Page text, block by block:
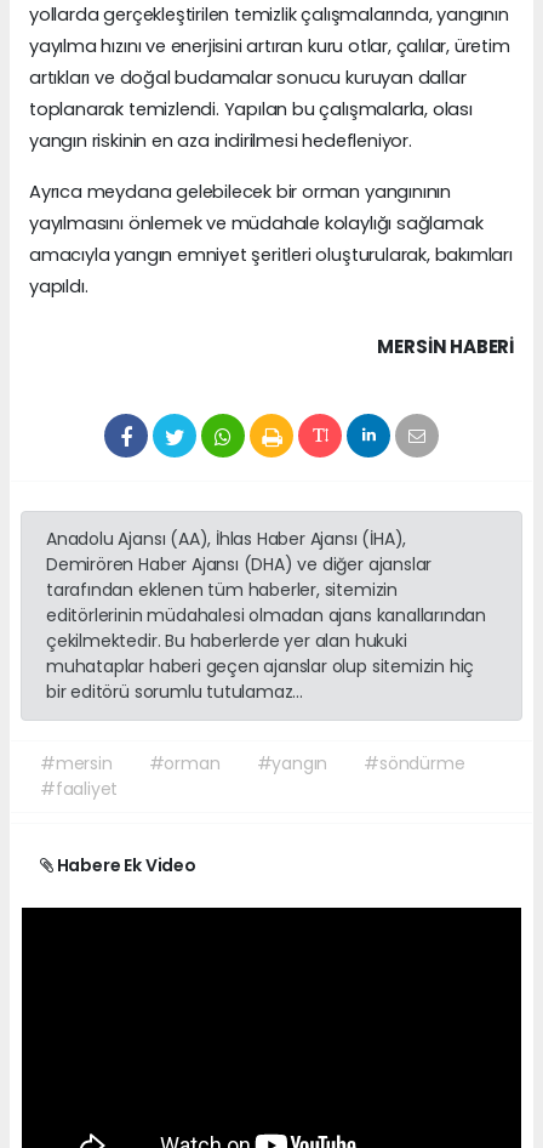
yollarda gerçekleştirilen temizlik çalışmalarında, yangının
yayılma hızını ve enerjisini artıran kuru otlar, çalılar, üretim
artıkları ve doğal budamalar sonucu kuruyan dallar
toplanarak temizlendi. Yapılan bu çalışmalarla, olası
yangın riskinin en aza indirilmesi hedefleniyor.
Ayrıca meydana gelebilecek bir orman yangınının
yayılmasını önlemek ve müdahale kolaylığı sağlamak
amacıyla yangın emniyet şeritleri oluşturularak, bakımları
yapıldı.
MERSIN HABERİ
Anadolu Ajansı (AA), İhlas Haber Ajansı (İHA),
Demirören Haber Ajansı (DHA) ve diğer ajanslar
tarafından eklenen tüm haberler, sitemizin
editörlerinin müdahalesi olmadan ajans kanallarından
çekilmektedir. Bu haberlerde yer alan hukuki
muhataplar haberi geçen ajanslar olup sitemizin hiç
bir editörü sorumlu tutulamaz...
#mersin #orman #yangın
#söndürme
#faaliyet
Habere Ek Video